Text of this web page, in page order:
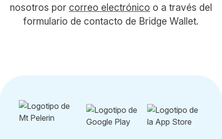
nosotros por correo electrónico o a través del
formulario de contacto de Bridge Wallet.